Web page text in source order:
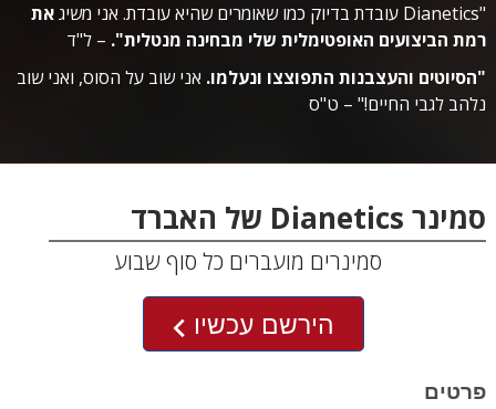
"Dianetics עובדת בדיוק כמו שאומרים שהיא עובדת. אני משיג
את
רמת הביצועים האופטימלית שלי מבחינה מנטלית". – ל"ד
"הסיוטים והעצבנות התפוצצו ונעלמו. אני שוב על הסוס, ואני שוב
נלהב לגבי החיים!" – ט"ס
סמינר Dianetics של האברד
סמינרים מועברים כל סוף שבוע
הירשם עכשיו
פרטים